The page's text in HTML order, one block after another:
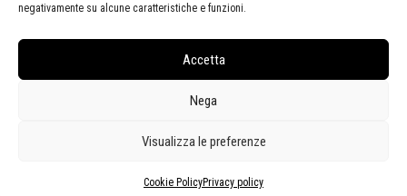
negativamente su alcune caratteristiche e funzioni.
Accetta
Nega
Visualizza le preferenze
Cookie PolicyPrivacy policy
Segnalazione di inaccessibilità